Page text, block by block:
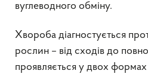
вуглеводного обміну.
Хвороба діагностується
рослин – від сходів до
проявляється у двох